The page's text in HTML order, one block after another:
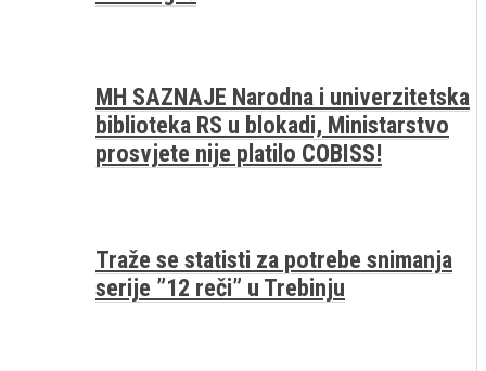
MH SAZNAJE Narodna i univerzitetska
biblioteka RS u blokadi, Ministarstvo
prosvjete nije platilo COBISS!
Traže se statisti za potrebe snimanja
serije ”12 reči” u Trebinju